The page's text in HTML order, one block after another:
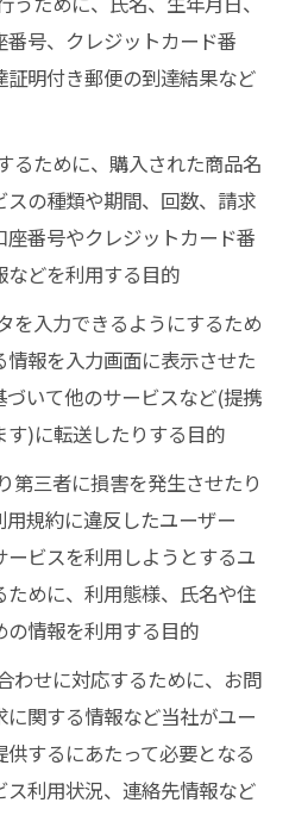
号、クレジットカード番
明付き郵便の到達結果など
るために、購入された商品名
の種類や期間、回数、請求
番号やクレジットカード番
などを利用する目的
を入力できるようにするため
報を入力画面に表示させた
いて他のサービスなど(提携
)に転送したりする目的
第三者に損害を発生させたり
規約に違反したユーザー
ビスを利用しようとするユ
めに、利用態様、氏名や住
情報を利用する目的
わせに対応するために、お問
関する情報など当社がユー
するにあたって必要となる
利用状況、連絡先情報など